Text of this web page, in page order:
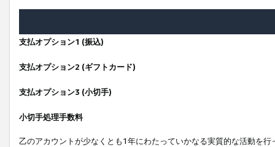
支払オプション1 (振込)
支払オプション2 (ギフトカード)
支払オプション3 (小切手)
小切手処理手数料
乙のアカウントが少なくとも1年にわたっていかなる実質的な活動を